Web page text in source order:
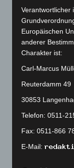
Februar 2023
Januar 2023(140)
Dezember 2022
August 2022(166)
Juli 2022(133)
Juni 2022(167)
Mai 2022 (177)
Verantwortlicher
Europäischen
anderer
Charakter ist:
Carl-Marcus
Reuterdamm 49
30853
Telefon: 0511-
Fax: 0511-866
E-Mail: